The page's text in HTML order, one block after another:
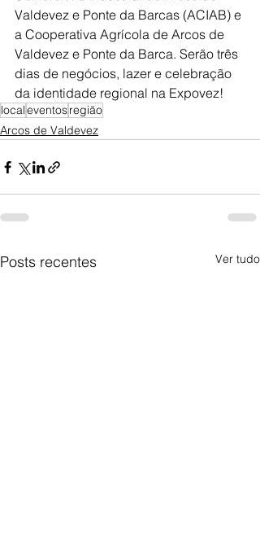
Valdevez e Ponte da Barcas (ACIAB) e
a Cooperativa Agrícola de Arcos de
Valdevez e Ponte da Barca. Serão três
dias de negócios, lazer e celebração
da identidade regional na Expovez!
localeventosregião
Arcos de Valdevez
Posts recentes Ver tudo